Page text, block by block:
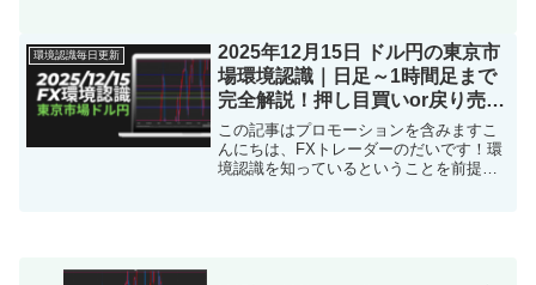
のドル円の環境認識をまとめました。ト
レード前に「...
環境認識毎日更新
2025年12月15日 ドル円の東京市
場環境認識｜日足～1時間足まで
完全解説！押し目買いor戻り売り
戦略は？
この記事はプロモーションを含みますこ
んにちは、FXトレーダーのだいです！環
境認識を知っているということを前提に